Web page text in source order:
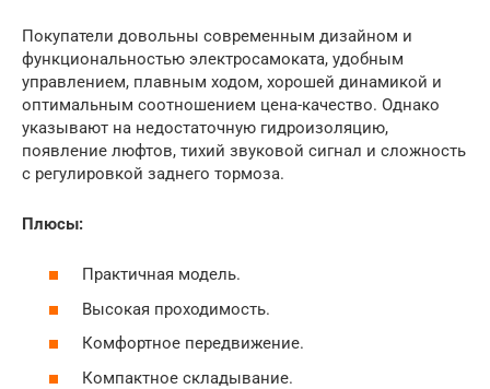
Покупатели довольны современным дизайном и
функциональностью электросамоката, удобным
управлением, плавным ходом, хорошей динамикой и
оптимальным соотношением цена-качество. Однако
указывают на недостаточную гидроизоляцию,
появление люфтов, тихий звуковой сигнал и сложность
с регулировкой заднего тормоза.
Плюсы:
Практичная модель.
Высокая проходимость.
Комфортное передвижение.
Компактное складывание.